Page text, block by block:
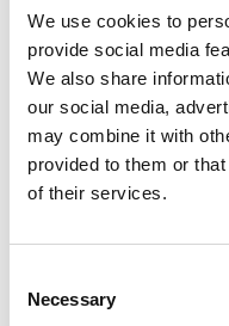
We use cookies to
provide social media
We also share
our social media,
may combine it with
provided to them or
of their services.
Selection
Necessary
¿En qué
nuestra
¿Para qué
certificado